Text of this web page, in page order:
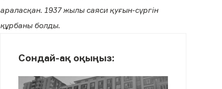
араласқан. 1937 жылы саяси қуғын-сүргін
құрбаны болды.
Сондай-ақ оқыңыз: